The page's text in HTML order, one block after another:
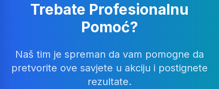
Trebate Profesionalnu
Pomoć?
Naš tim je spreman da vam pomogne da
pretvorite ove savjete u akciju i postignete
rezultate.